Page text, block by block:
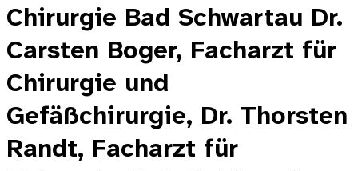
Chirurgie Bad Schwartau Dr.
Carsten Boger, Facharzt für
Chirurgie und
Gefäßchirurgie, Dr. Thorsten
Randt, Facharzt für